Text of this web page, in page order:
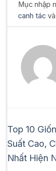
Mục nhập
canh tác
Top 10
Suất Cao,
Nhất Hiện